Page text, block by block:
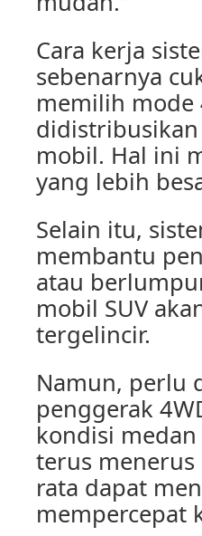
Cara kerja
sebenarnya
memilih mode
didistribusikan
mobil. Hal ini
yang lebih
Selain itu,
membantu
atau
mobil SUV
tergelincir.
Namun, perlu
penggerak
kondisi
terus menerus
rata dapat
mempercepat